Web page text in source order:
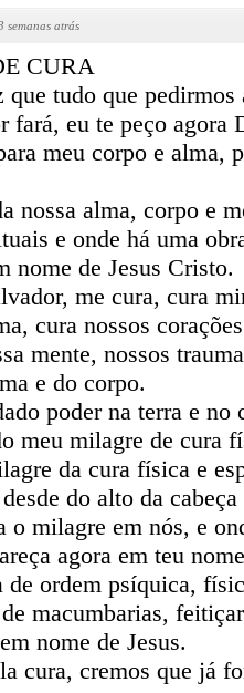
semanas atrás
CURA
tudo que pedirmos
fará, eu te peço agora
meu corpo e alma,
nossa alma, corpo e
e onde há uma
nome de Jesus Cristo.
me cura, cura
cura nossos
mente, nossos
e do corpo.
poder na terra e no
meu milagre de cura
da cura física e
do alto da
o milagre em nós, e
agora em teu
de ordem psíquica,
macumbarias,
nome de Jesus.
cura, cremos que já